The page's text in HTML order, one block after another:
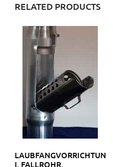
RELATED PRODUCTS
LAUBFANGVORRICHTUNG
I. FALLROHR,